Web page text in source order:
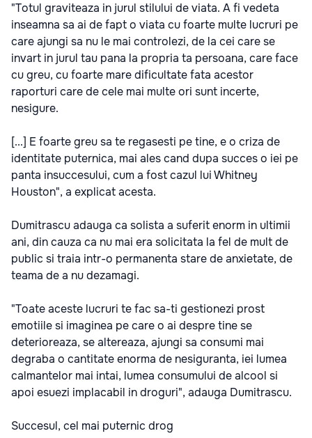
"Totul graviteaza in jurul stilului de viata. A fi vedeta
inseamna sa ai de fapt o viata cu foarte multe lucruri pe
care ajungi sa nu le mai controlezi, de la cei care se
invart in jurul tau pana la propria ta persoana, care face
cu greu, cu foarte mare dificultate fata acestor
raporturi care de cele mai multe ori sunt incerte,
nesigure.
[...] E foarte greu sa te regasesti pe tine, e o criza de
identitate puternica, mai ales cand dupa succes o iei pe
panta insuccesului, cum a fost cazul lui Whitney
Houston", a explicat acesta.
Dumitrascu adauga ca solista a suferit enorm in ultimii
ani, din cauza ca nu mai era solicitata la fel de mult de
public si traia intr-o permanenta stare de anxietate, de
teama de a nu dezamagi.
"Toate aceste lucruri te fac sa-ti gestionezi prost
emotiile si imaginea pe care o ai despre tine se
deterioreaza, se altereaza, ajungi sa consumi mai
degraba o cantitate enorma de nesiguranta, iei lumea
calmantelor mai intai, lumea consumului de alcool si
apoi esuezi implacabil in droguri", adauga Dumitrascu.
Succesul, cel mai puternic drog